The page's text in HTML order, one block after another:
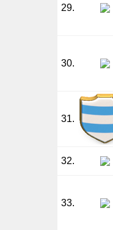
29.
30.
31.
32.
33.